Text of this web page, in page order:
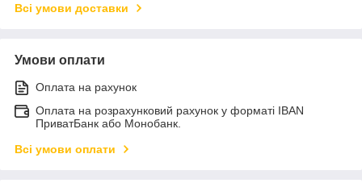
Всі умови доставки
Умови оплати
Оплата на рахунок
Оплата на розрахунковий рахунок у форматі IBAN
ПриватБанк або Монобанк.
Всі умови оплати